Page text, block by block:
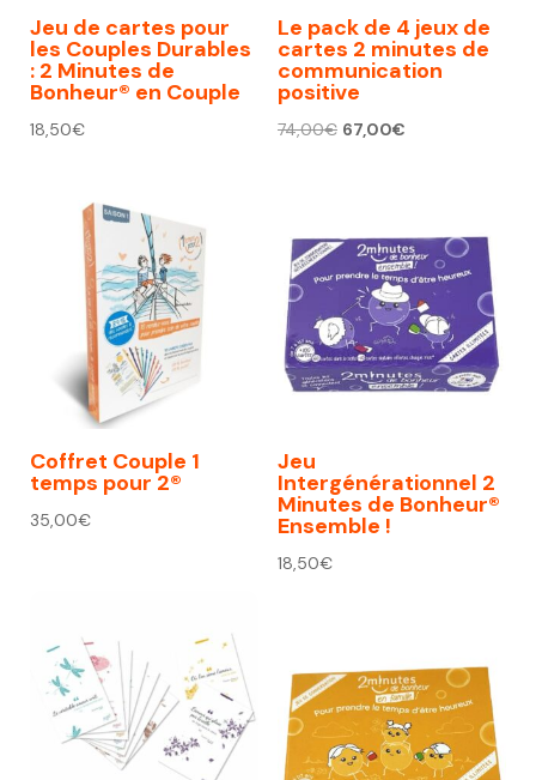
Jeu de cartes pour
les Couples Durables
: 2 Minutes de
Bonheur® en Couple
18,50€
Le pack de 4 jeux de
cartes 2 minutes de
communication
positive
74,00€ Le
74,00€.
67,00€Le
67,00€.
Coffret Couple 1
temps pour 2®
35,00€
Jeu
Intergénérationnel 2
Minutes de Bonheur®
Ensemble !
18,50€